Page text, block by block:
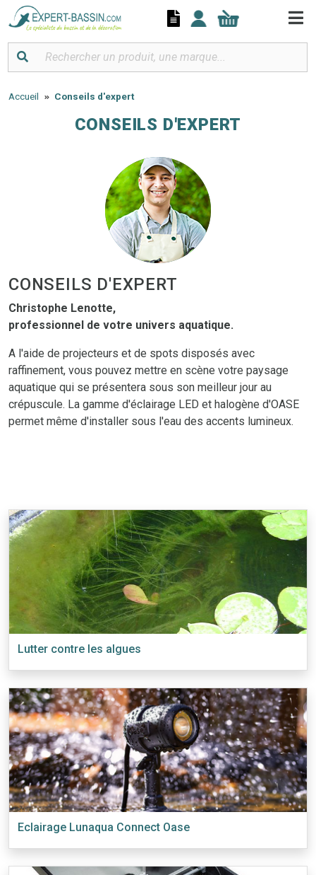
Accueil Conseils d'expert
CONSEILS D'EXPERT
CONSEILS D'EXPERT
Christophe Lenotte,
professionnel de votre univers aquatique.
A l'aide de projecteurs et de spots disposés avec
raffinement, vous pouvez mettre en scène votre paysage
aquatique qui se présentera sous son meilleur jour au
crépuscule. La gamme d'éclairage LED et halogène d'OASE
permet même d'installer sous l'eau des accents lumineux.
Lutter contre les algues
Eclairage Lunaqua Connect Oase
Panneau de gestion des cookies